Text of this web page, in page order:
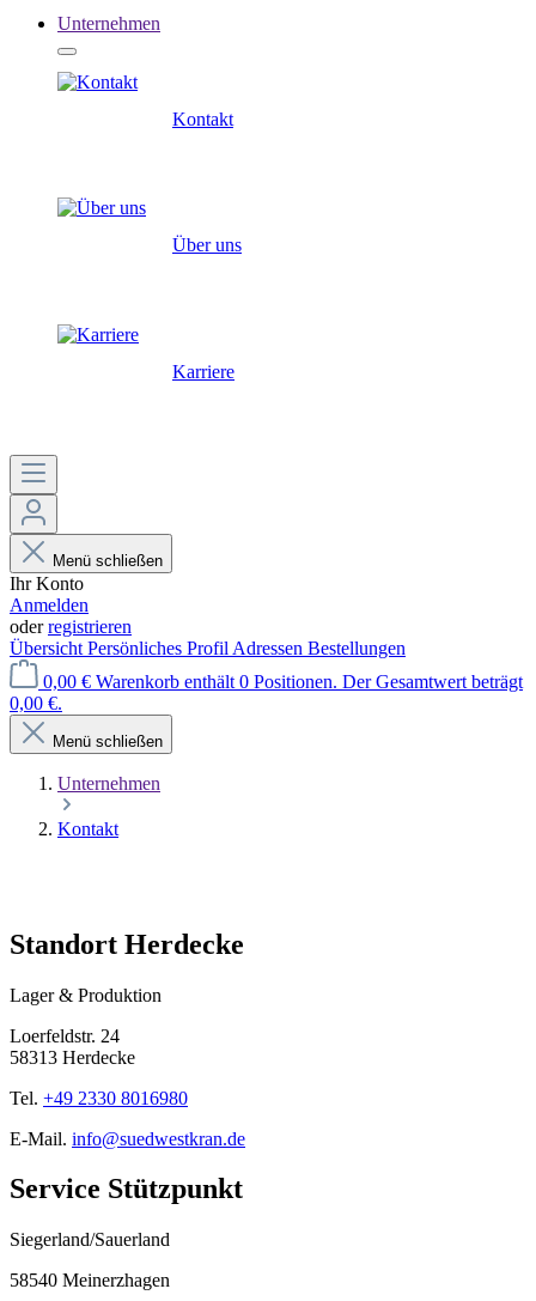
Unternehmen
Kontakt
Über uns
Karriere
Menü schließen
Ihr Konto
Anmelden
oderregistrieren
Übersicht Persönliches Profil Adressen Bestellungen
0,00 € Warenkorb enthält 0 Positionen. Der Gesamtwert beträgt
0,00 €.
Menü schließen
Unternehmen
Kontakt
Standort Herdecke
Lager & Produktion
Loerfeldstr. 24
58313 Herdecke
Tel. +49 2330 8016980
E-Mail. info@suedwestkran.de
Service Stützpunkt
Siegerland/Sauerland
58540 Meinerzhagen